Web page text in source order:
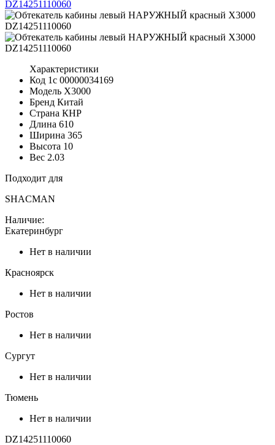
Характеристики
Код 1с 00000034169
Модель X3000
Бренд Китай
Страна КНР
Длина 610
Ширина 365
Высота 10
Вес 2.03
Подходит для
SHACMAN
Наличие:
Екатеринбург
Нет в наличии
Красноярск
Нет в наличии
Ростов
Нет в наличии
Сургут
Нет в наличии
Тюмень
Нет в наличии
DZ14251110060